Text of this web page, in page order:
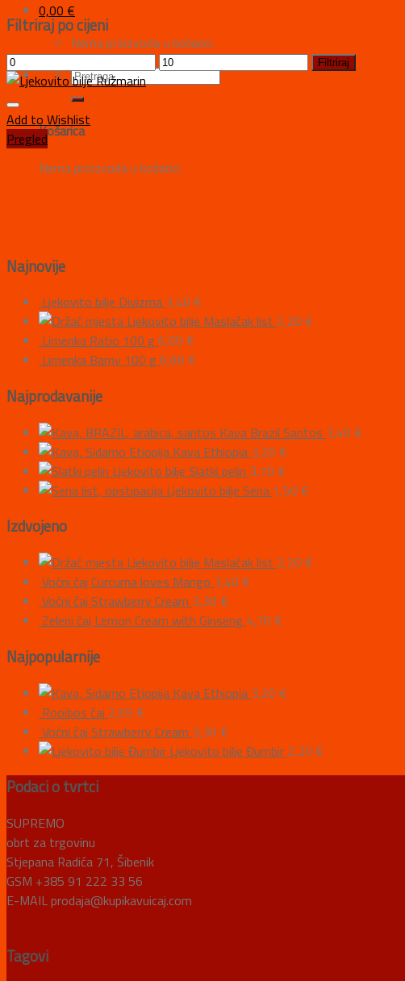
0,00 €
Nema proizvoda u košarici.
Košarica
Nema proizvoda u košarici.
Filtriraj po cijeni
Filtriraj
Add to Wishlist
Pregled
Najnovije
Ljekovito bilje Divizma 3,40 €
Ljekovito bilje Maslačak list 2,20 €
Limenka Ratio 100 g 6,00 €
Limenka Barny 100 g 6,60 €
Najprodavanije
Kava Brazil Santos 3,40 €
Kava Ethiopia 3,20 €
Ljekovito bilje Slatki pelin 3,70 €
Ljekovito bilje Sena 1,50 €
Izdvojeno
Ljekovito bilje Maslačak list 2,20 €
Voćni čaj Curcuma loves Mango 3,40 €
Voćni čaj Strawberry Cream 3,30 €
Zeleni čaj Lemon Cream with Ginseng 4,70 €
Najpopularnije
Kava Ethiopia 3,20 €
Rooibos čaj 2,65 €
Voćni čaj Strawberry Cream 3,30 €
Ljekovito bilje Đumbir 2,20 €
Podaci o tvrtci
SUPREMO
obrt za trgovinu
Stjepana Radića 71, Šibenik
GSM +385 91 222 33 56
E-MAIL prodaja@kupikavuicaj.com
Tagovi